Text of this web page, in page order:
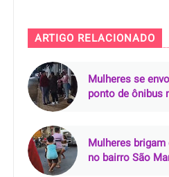
ARTIGO RELACIONADO
Mulheres se
ponto de ônibus
Mulheres
no bairro São